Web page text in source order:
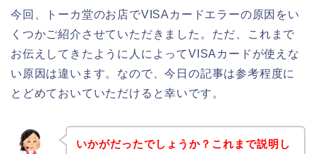
今回、トーカ堂のお店でVISAカードエラーの原因をい
くつかご紹介させていただきました。ただ、これまで
お伝えしてきたように人によってVISAカードが使えな
い原因は違います。なので、今日の記事は参考程度に
とどめておいていただけると幸いです。
いかがだったでしょうか？これまで説明し